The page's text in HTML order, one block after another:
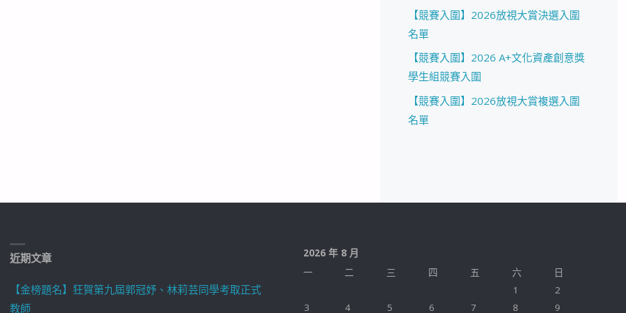
【競賽入圍】2026放視大賞決選入圍
名單
【競賽入圍】2026 A+文化資產創意獎
學生組競賽入圍
【競賽入圍】2026放視大賞複選入圍
名單
近期文章
【金榜題名】狂賀第九屆郭冠妤、林莉芸同學考取正式
教師
2026 年 8 月
一
二 三 四 五 六
日
1
2
3
4 5 6 7 8 9